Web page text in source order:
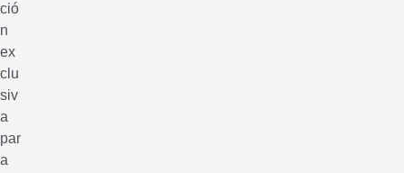
ció
n
ex
clu
siv
a
par
a